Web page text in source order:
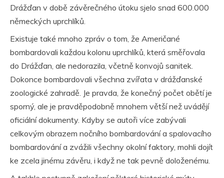
Drážďan v době závěrečného útoku sjelo snad 600.000
německých uprchlíků.
Existuje také mnoho zpráv o tom, že Američané
bombardovali každou kolonu uprchlíků, která směřovala
do Drážďan, ale nedorazila, včetně konvojů sanitek.
Dokonce bombardovali všechna zvířata v drážďanské
zoologické zahradě. Je pravda, že konečný počet obětí je
sporný, ale je pravděpodobně mnohem větší než uvádějí
oficiální dokumenty. Kdyby se autoři více zabývali
celkovým obrazem nočního bombardování a spalovacího
bombardování a zvážili všechny okolní faktory, mohli dojít
ke zcela jinému závěru, i když ne tak pevně doloženému.